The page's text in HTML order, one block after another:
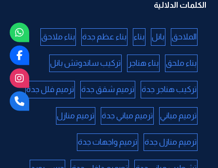
الكلمات الدلالية
الملاحق بانل بناء بناء عظم جدة بناء ملاحق
بناء ملحق بناء هناجر تركيب ساندوتش بانل
تركيب هناجر جدة ترميم شقق جدة ترميم فلل جدة
ترميم مباني ترميم مباني جدة ترميم منازل
ترميم منازل جدة ترميم واجهات جدة